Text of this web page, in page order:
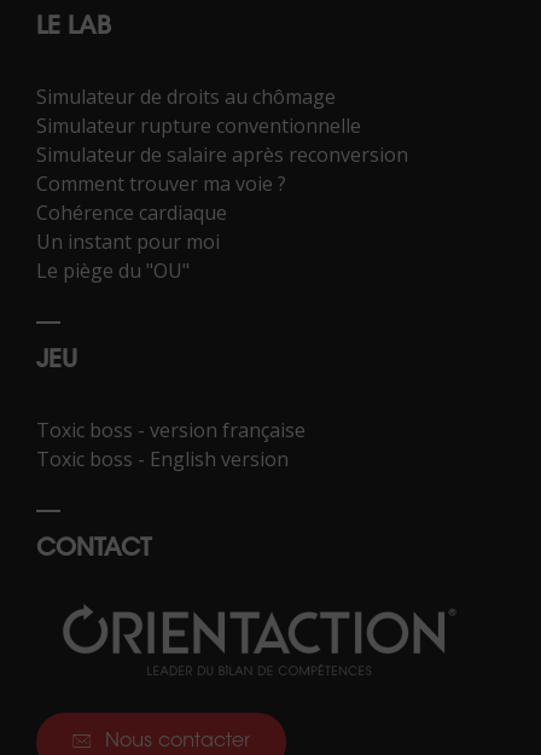
LE LAB
Simulateur de droits au chômage
Simulateur rupture conventionnelle
Simulateur de salaire après reconversion
Comment trouver ma voie ?
Cohérence cardiaque
Un instant pour moi
Le piège du "OU"
JEU
Toxic boss - version française
Toxic boss - English version
CONTACT
Nous contacter